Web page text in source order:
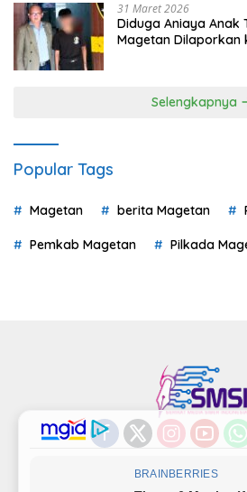
31 Maret 2026
Diduga Aniaya Anak
Magetan Dilaporkan
Selengkapnya
Popular Tags
Magetan berita Magetan
Pemkab Magetan Pilkada